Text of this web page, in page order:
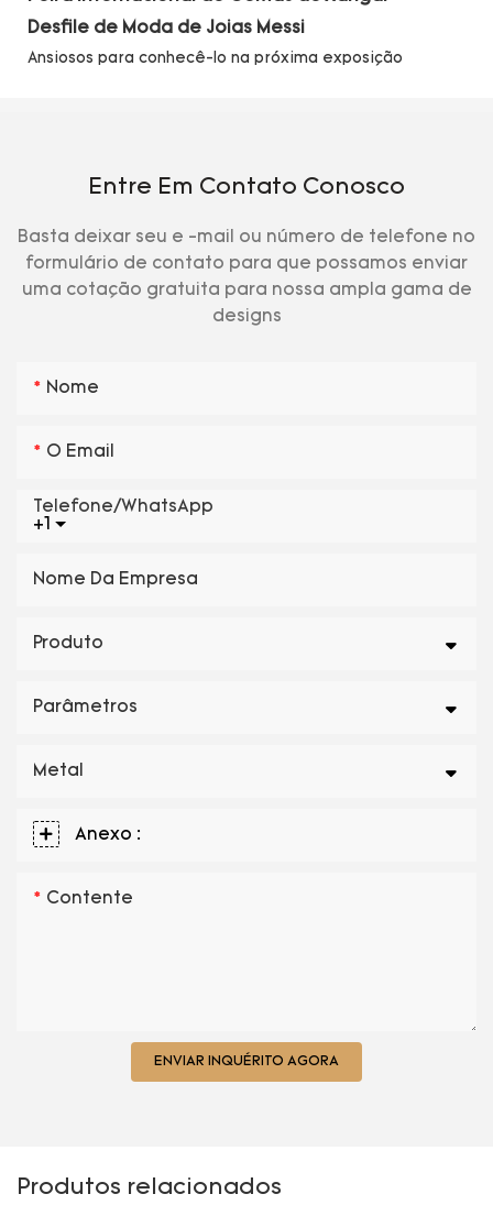
Desfile de Moda de Joias Messi
Ansiosos para conhecê-lo na próxima exposição
Entre Em Contato Conosco
Basta deixar seu e -mail ou número de telefone no
formulário de contato para que possamos enviar
uma cotação gratuita para nossa ampla gama de
designs
Nome
O Email
+1
Telefone/WhatsApp
Nome Da Empresa
Produto
Parâmetros
Metal
Anexo :
Contente
ENVIAR INQUÉRITO AGORA
Produtos relacionados